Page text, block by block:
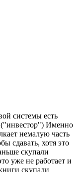
системы есть
("инвестор") Именно
немалую часть
сдавать, хотя это
скупали
уже не работает и
скупали